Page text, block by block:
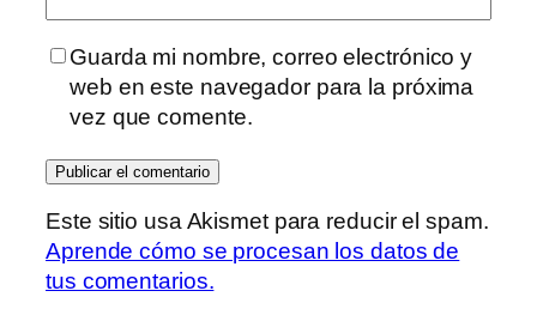
Guarda mi nombre, correo electrónico y
web en este navegador para la próxima
vez que comente.
Este sitio usa Akismet para reducir el spam.
Aprende cómo se procesan los datos de
tus comentarios.